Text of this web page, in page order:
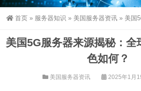
首页 » 服务器知识 » 美国服务器资讯 » 美国5G服
美国5G服务器来源揭秘：全
色如何？
美国服务器资讯 2025年1月